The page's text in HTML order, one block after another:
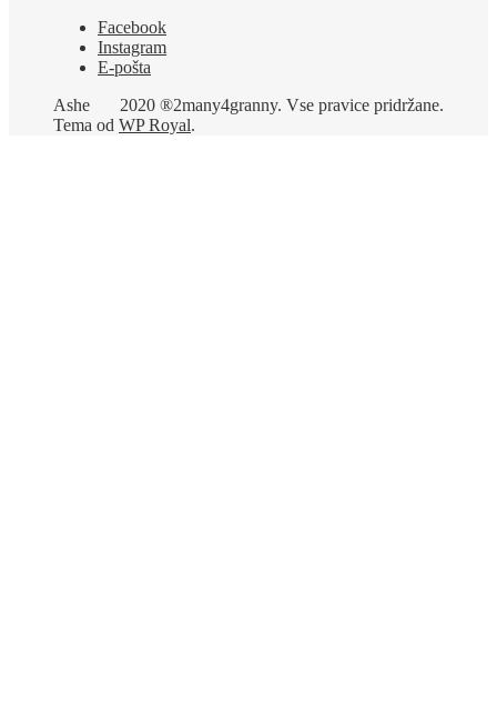
Facebook
Instagram
E-pošta
2020 ®2many4granny. Vse pravice pridržane.
Ashe
Tema od WP Royal.